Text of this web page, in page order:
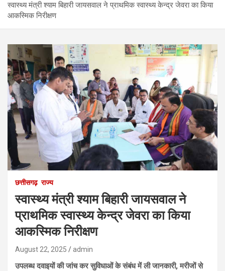
स्वास्थ्य मंत्री श्याम बिहारी जायसवाल ने प्राथमिक स्वास्थ्य केन्द्र जेवरा का किया
आकस्मिक निरीक्षण
छत्तीसगढ़ राज्य
स्वास्थ्य मंत्री श्याम बिहारी जायसवाल ने
प्राथमिक स्वास्थ्य केन्द्र जेवरा का किया
आकस्मिक निरीक्षण
August 22, 2025 admin
उपलब्ध दवाइयों की जांच कर सुविधाओं के संबंध में ली जानकारी, मरीजों से